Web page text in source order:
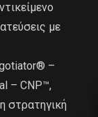
με
–
– CNP™,
στρατηγική